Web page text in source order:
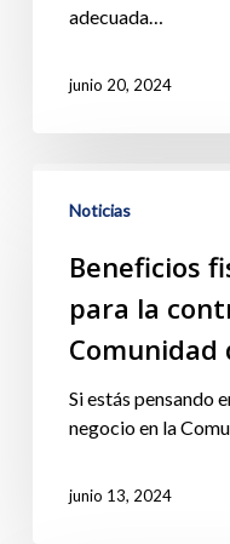
adecuada…
junio 20, 2024
Noticias
Beneficios
para la
Comunidad
Si estás pensando
negocio en la
junio 13, 2024